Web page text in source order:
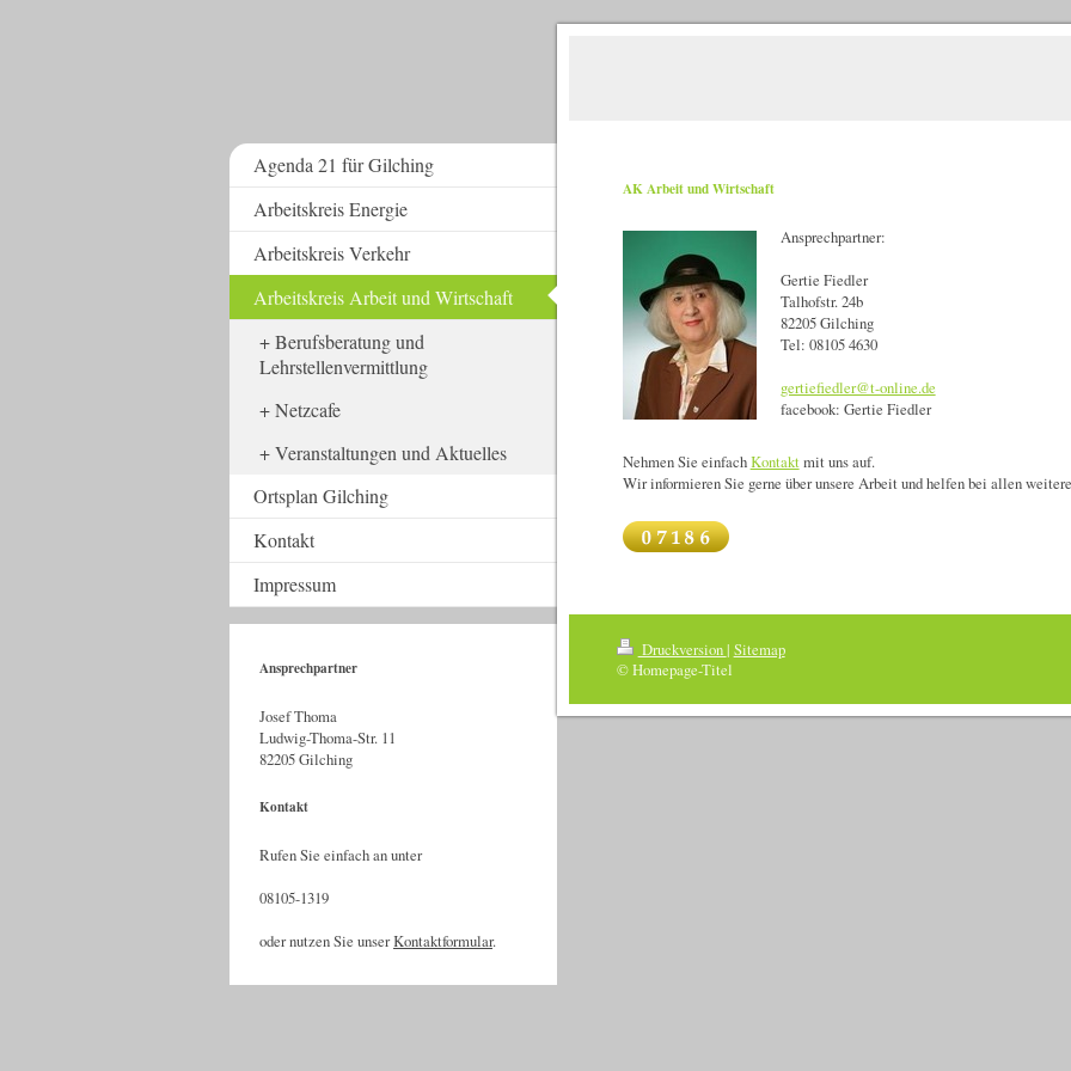
AK Arbeit und Wirtschaft
Ansprechpartner:
Gertie Fiedler
Talhofstr. 24b
82205 Gilching
Tel: 08105 4630
gertiefiedler@t-online.de
facebook: Gertie Fiedler
Nehmen Sie einfachKontaktmit uns auf.
Wir informieren Sie gerne über unsere Arbeit und helfen bei allen
Druckversion| Sitemap
© Homepage-Titel
Agenda 21 für Gilching
Arbeitskreis Energie
Arbeitskreis Verkehr
Arbeitskreis Arbeit und Wirtschaft
Berufsberatung und
Lehrstellenvermittlung
Netzcafe
Veranstaltungen und Aktuelles
Ortsplan Gilching
Kontakt
Impressum
Ansprechpartner
Josef Thoma
Ludwig-Thoma-Str. 11
82205 Gilching
Kontakt
Rufen Sie einfach an unter
08105-1319
oder nutzen Sie unserKontaktformular.